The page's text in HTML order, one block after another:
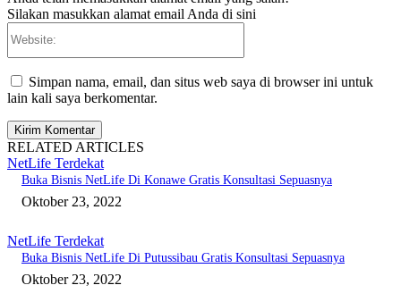
Silakan masukkan alamat email Anda di sini
Simpan nama, email, dan situs web saya di browser ini untuk
lain kali saya berkomentar.
RELATED ARTICLES
NetLife Terdekat
Buka Bisnis NetLife Di Konawe Gratis Konsultasi Sepuasnya
Oktober 23, 2022
NetLife Terdekat
Buka Bisnis NetLife Di Putussibau Gratis Konsultasi Sepuasnya
Oktober 23, 2022